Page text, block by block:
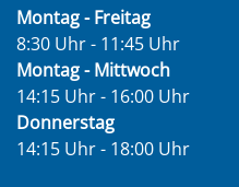
Montag - Freitag
8:30 Uhr - 11:45 Uhr
Montag - Mittwoch
14:15 Uhr - 16:00 Uhr
Donnerstag
14:15 Uhr - 18:00 Uhr